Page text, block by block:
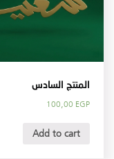
المنتج السادس
100,00 EGP
Add to cart